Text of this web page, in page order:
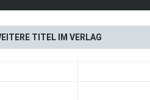
TITEL IM VERLAG